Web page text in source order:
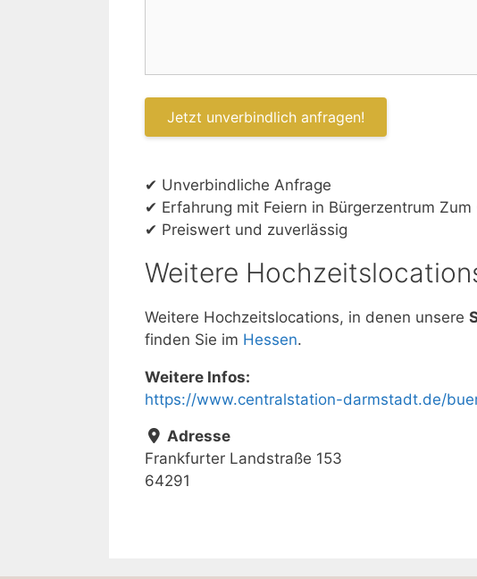
✔ Unverbindliche Anfrage
✔ Erfahrung mit Feiern in Bürgerzentrum Zum
✔ Preiswert und zuverlässig
Weitere
Weitere Hochzeitslocations, in denen unsere
finden Sie im Hessen.
Weitere Infos:
https://www.centralstation-darmstadt.de/
Adresse
Frankfurter Landstraße 153
64291